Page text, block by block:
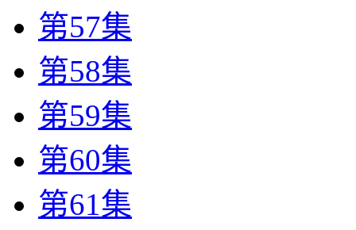
第57集
第58集
第59集
第60集
第61集